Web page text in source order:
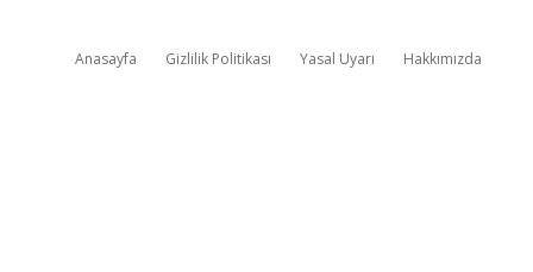
Anasayfa Gizlilik Politikası Yasal Uyarı Hakkımızda